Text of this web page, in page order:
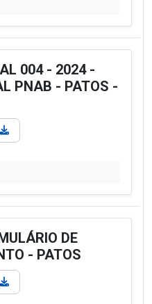
004 - 2024 -
PNAB - PATOS -
DE
- PATOS